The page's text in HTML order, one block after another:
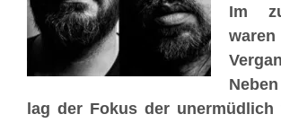
Im
waren
lag der Fokus der